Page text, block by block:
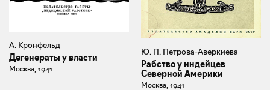
А. Кронфельд
Дегенераты у власти
Москва, 1941
Ю. П. Петрова-Аверкиева
Рабство у индейцев
Северной Америки
Москва, 1941